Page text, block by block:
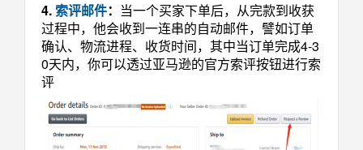
4. 索评邮件： 当一个买家下单后，从完款到收获
过程中，他会收到一连串的自动邮件，譬如订单
确认、物流进程、收货时间，其中当订单完成4-3
0天内，你可以透过亚马逊的官方索评按钮进行索
评